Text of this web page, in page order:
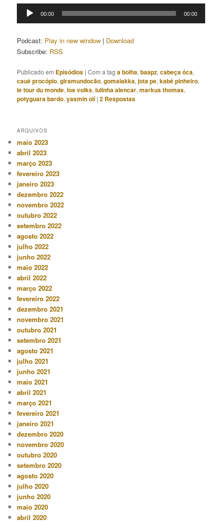
Tocador
00:00 00:00
Podcast: Play in new window | Download
Subscribe: RSS
Publicado em Episódios |Com a taga bolha,baapz,cabeça óca,
cauê procópio,giramundocão,gomalakka,jota pe,kabé pinheiro,
le tour du monde,los volks,lulinha alencar,markus thomas,
potyguara bardo,yasmin olí |2 Respostas
ARQUIVOS
maio 2023
abril 2023
março 2023
fevereiro 2023
janeiro 2023
dezembro 2022
novembro 2022
outubro 2022
setembro 2022
agosto 2022
julho 2022
junho 2022
maio 2022
abril 2022
março 2022
fevereiro 2022
dezembro 2021
novembro 2021
outubro 2021
setembro 2021
agosto 2021
julho 2021
junho 2021
maio 2021
abril 2021
março 2021
fevereiro 2021
janeiro 2021
dezembro 2020
novembro 2020
outubro 2020
setembro 2020
agosto 2020
julho 2020
junho 2020
maio 2020
abril 2020